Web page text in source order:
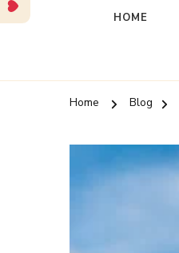
HOME
Home Blog